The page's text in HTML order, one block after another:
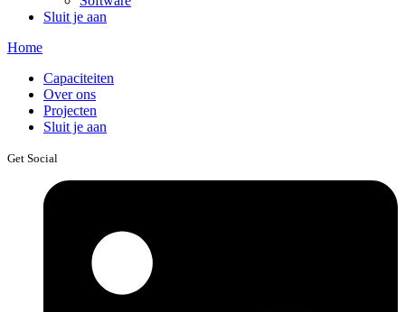
Sluit je aan
Home
Capaciteiten
Over ons
Projecten
Sluit je aan
Get Social